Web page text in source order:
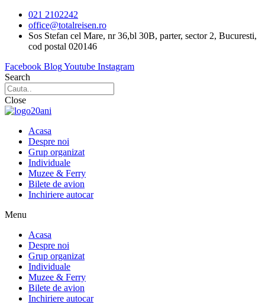
conținut
021 2102242
office@totalreisen.ro
Sos Stefan cel Mare, nr 36,bl 30B, parter, sector 2, Bucuresti,
cod postal 020146
Facebook BlogYoutube Instagram
Search
Close
Acasa
Despre noi
Grup organizat
Individuale
Muzee & Ferry
Bilete de avion
Inchiriere autocar
Menu
Acasa
Despre noi
Grup organizat
Individuale
Muzee & Ferry
Bilete de avion
Inchiriere autocar